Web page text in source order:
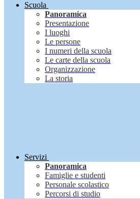
Scuola
Panoramica
Presentazione
I luoghi
Le persone
I numeri della scuola
Le carte della scuola
Organizzazione
La storia
Servizi
Panoramica
Famiglie e studenti
Personale scolastico
Percorsi di studio